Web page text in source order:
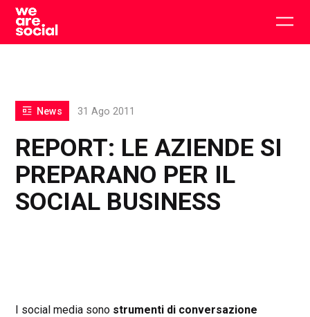
Skip
content
REPORT: LE AZIENDE SI
PREPARANO PER IL
SOCIAL BUSINESS
News 31 Ago 2011
I social media sono strumenti di conversazione